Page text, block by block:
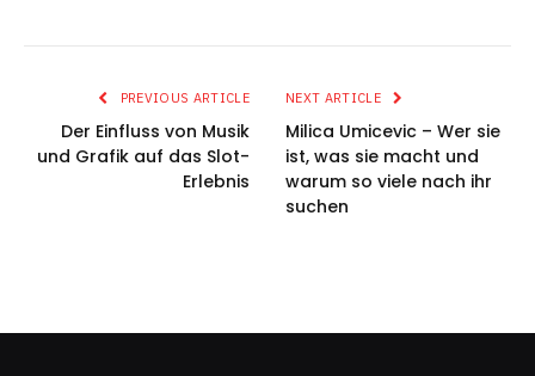
PREVIOUS ARTICLE
Der Einfluss von Musik
und Grafik auf das Slot-
Erlebnis
NEXT ARTICLE
Milica Umicevic – Wer sie
ist, was sie macht und
warum so viele nach ihr
suchen